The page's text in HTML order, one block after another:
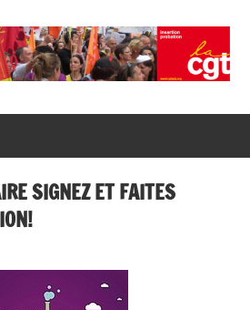
CGT
insertion
probation
SIGNEZ ET FAITES